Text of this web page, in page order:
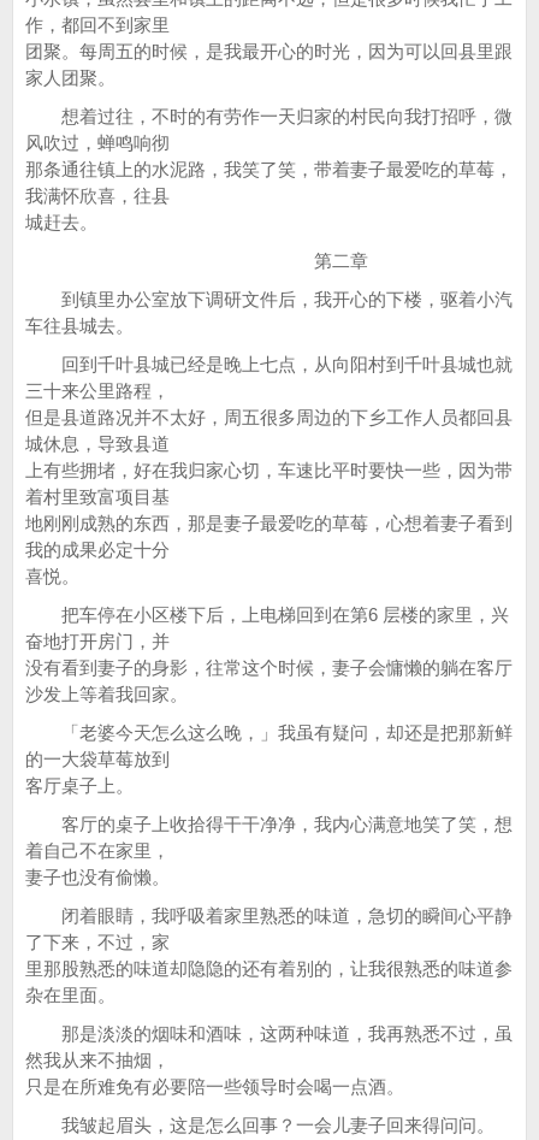
作，都回不到家里
团聚。每周五的时候，是我最开心的时光，因为可以回县里跟
家人团聚。
想着过往，不时的有劳作一天归家的村民向我打招呼，微
风吹过，蝉鸣响彻
那条通往镇上的水泥路，我笑了笑，带着妻子最爱吃的草莓，
我满怀欣喜，往县
城赶去。
第二章
到镇里办公室放下调研文件后，我开心的下楼，驱着小汽
车往县城去。
回到千叶县城已经是晚上七点，从向阳村到千叶县城也就
三十来公里路程，
但是县道路况并不太好，周五很多周边的下乡工作人员都回县
城休息，导致县道
上有些拥堵，好在我归家心切，车速比平时要快一些，因为带
着村里致富项目基
地刚刚成熟的东西，那是妻子最爱吃的草莓，心想着妻子看到
我的成果必定十分
喜悦。
把车停在小区楼下后，上电梯回到在第6 层楼的家里，兴
奋地打开房门，并
没有看到妻子的身影，往常这个时候，妻子会慵懒的躺在客厅
沙发上等着我回家。
「老婆今天怎么这么晚，」我虽有疑问，却还是把那新鲜
的一大袋草莓放到
客厅桌子上。
客厅的桌子上收拾得干干净净，我内心满意地笑了笑，想
着自己不在家里，
妻子也没有偷懒。
闭着眼睛，我呼吸着家里熟悉的味道，急切的瞬间心平静
了下来，不过，家
里那股熟悉的味道却隐隐的还有着别的，让我很熟悉的味道参
杂在里面。
那是淡淡的烟味和酒味，这两种味道，我再熟悉不过，虽
然我从来不抽烟，
只是在所难免有必要陪一些领导时会喝一点酒。
我皱起眉头，这是怎么回事？一会儿妻子回来得问问。